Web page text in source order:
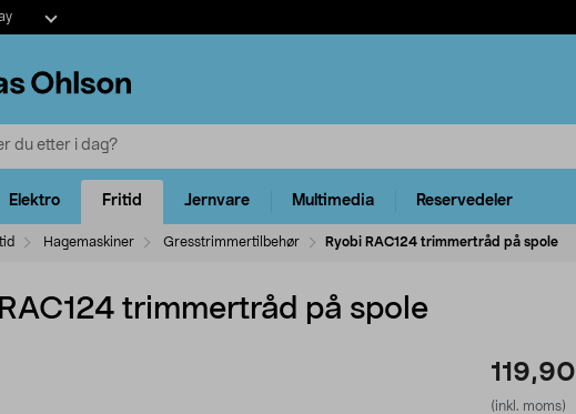
Elektro Fritid Jernvare Multimedia Reservedeler
Hagemaskiner Gresstrimmertilbehør Ryobi RAC124 trimmertråd på spole
trimmertråd på spole
119,90
(inkl. moms)